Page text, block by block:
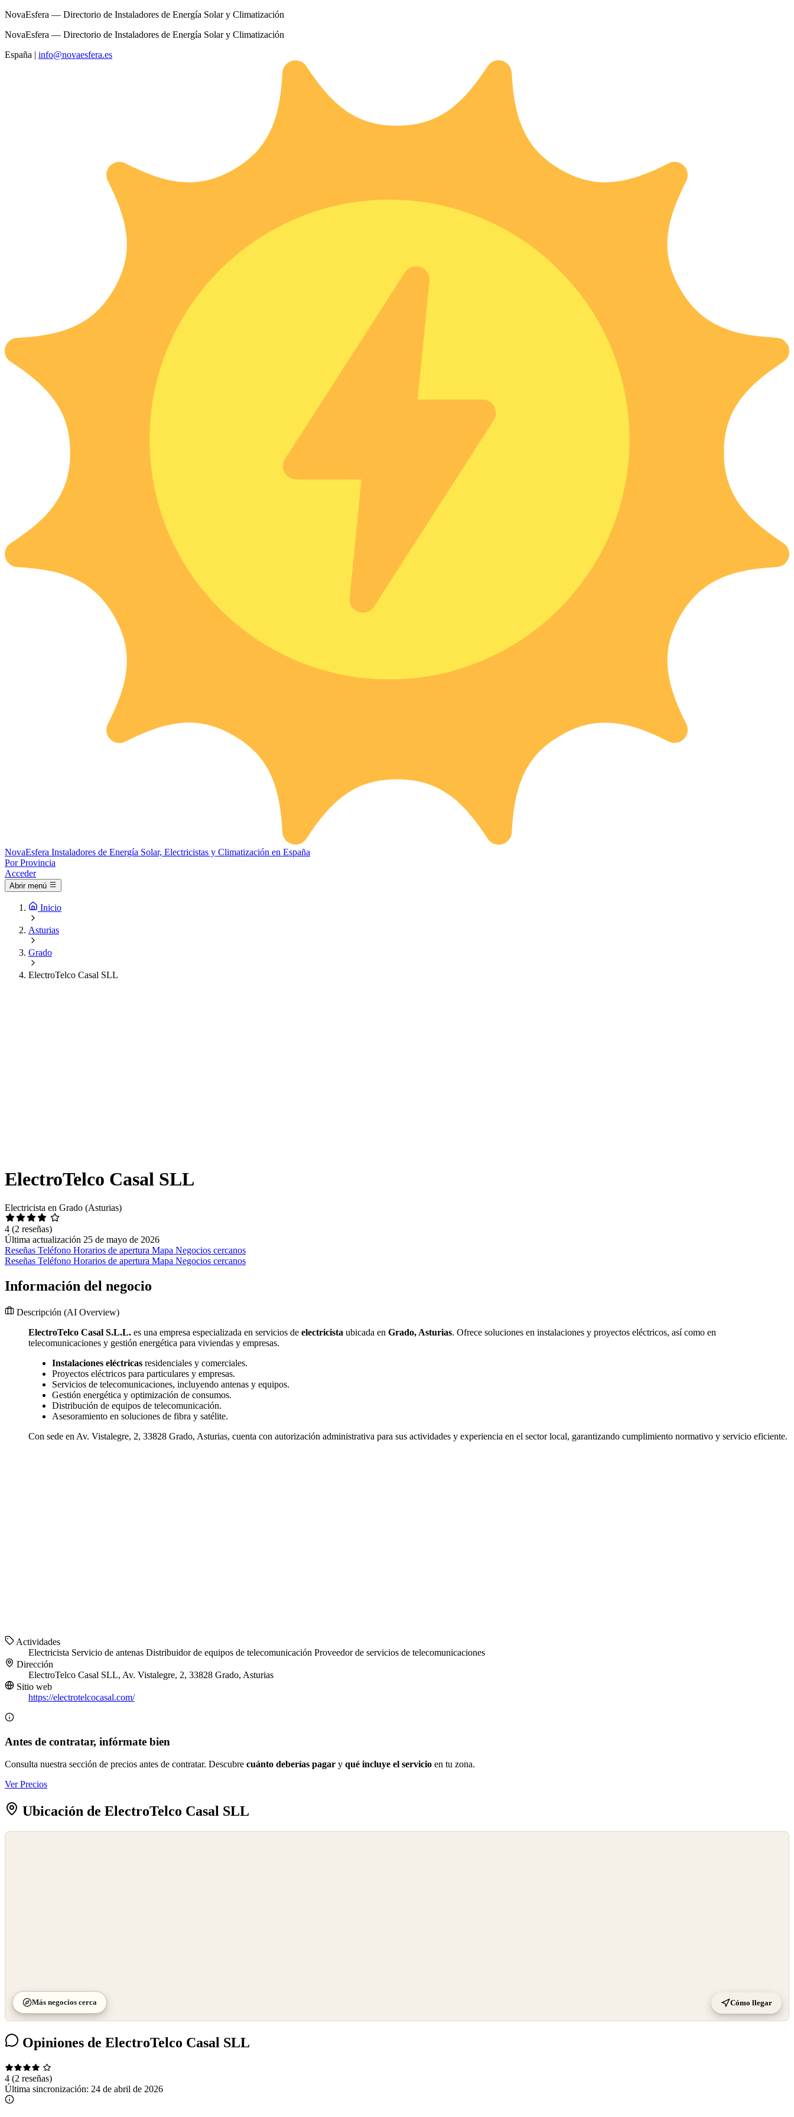
NovaEsfera — Directorio de Instaladores de Energía Solar y Climatización
NovaEsfera — Directorio de Instaladores de Energía Solar y Climatización
España | info@novaesfera.es
NovaEsfera Instaladores de Energía Solar, Electricistas y Climatización en España
Por Provincia
Acceder
Abrir menú
Inicio
Asturias
Grado
ElectroTelco Casal SLL
ElectroTelco Casal SLL
Electricista en Grado (Asturias)
4 (2 reseñas)
Última actualización 25 de mayo de 2026
Reseñas Teléfono Horarios de apertura Mapa Negocios cercanos
Reseñas Teléfono Horarios de apertura Mapa Negocios cercanos
Información del negocio
Descripción (AI Overview)
ElectroTelco Casal S.L.L. es una empresa especializada en servicios de electricista ubicada en Grado, Asturias. Ofrece soluciones en instalaciones y proyectos eléctricos, así como en
telecomunicaciones y gestión energética para viviendas y empresas.
Instalaciones eléctricas residenciales y comerciales.
Proyectos eléctricos para particulares y empresas.
Servicios de telecomunicaciones, incluyendo antenas y equipos.
Gestión energética y optimización de consumos.
Distribución de equipos de telecomunicación.
Asesoramiento en soluciones de fibra y satélite.
Con sede en Av. Vistalegre, 2, 33828 Grado, Asturias, cuenta con autorización administrativa para sus actividades y experiencia en el sector local, garantizando cumplimiento normativo y servicio eficiente.
Actividades
Electricista Servicio de antenas Distribuidor de equipos de telecomunicación Proveedor de servicios de telecomunicaciones
Dirección
ElectroTelco Casal SLL, Av. Vistalegre, 2, 33828 Grado, Asturias
Sitio web
https://electrotelcocasal.com/
Antes de contratar, infórmate bien
Consulta nuestra sección de precios antes de contratar. Descubre cuánto deberías pagar y qué incluye el servicio en tu zona.
Ver Precios
Ubicación de ElectroTelco Casal SLL
Más negocios cerca Cómo llegar
Opiniones de ElectroTelco Casal SLL
4 (2 reseñas)
Última sincronización: 24 de abril de 2026